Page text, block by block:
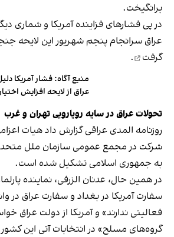
برانگیخت.
در پی فشارهای فزاینده آمریکا و شماری
عراق سرانجام پنجم شهریور این لایحه
گرفت
.
منبع آگاه: فشار آمریکا
عراق از لایحه افزایش
تحولات عراق در سایه رویارویی تهران و غرب
روزنامه المدی عراقی گزارش داد هیات
شرکت در مجمع عمومی سازمان ملل متحد،
به جمهوری اسلامی تشکیل شده است.
در همین حال، عدنان الزرفی، نماینده
سفارت آمریکا در بغداد و سفارت عراق در
فعالیتی ندارند» و آمریکا از دولت عراق
گروه‌های مسلح» در انتخابات آتی این